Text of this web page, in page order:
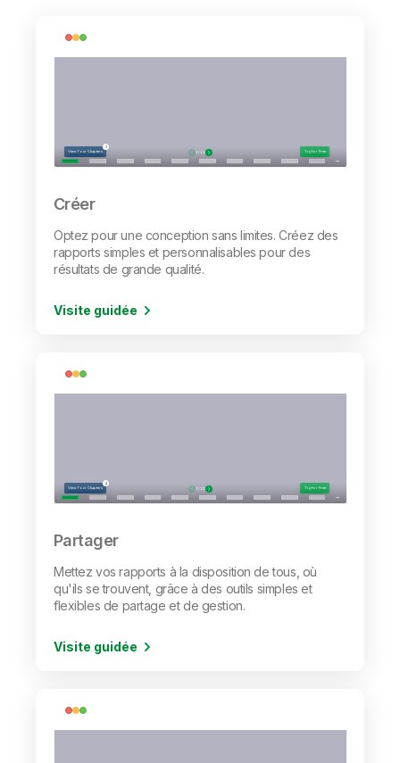
Créer
Optez pour une conception sans limites. Créez des
rapports simples et personnalisables pour des
résultats de grande qualité.
Visite guidée
Partager
Mettez vos rapports à la disposition de tous, où
qu'ils se trouvent, grâce à des outils simples et
flexibles de partage et de gestion.
Visite guidée